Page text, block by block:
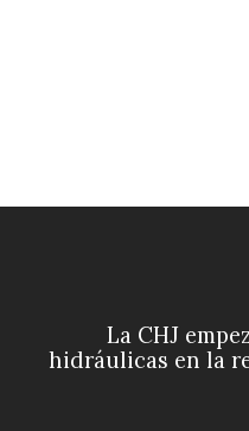
La CHJ
hidráulicas en la